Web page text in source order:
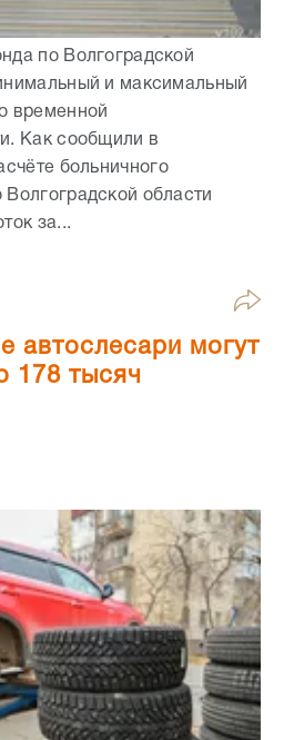
по Волгоградской
и максимальный
временной
Как сообщили в
больничного
области
за...
автослесари могут
178 тысяч